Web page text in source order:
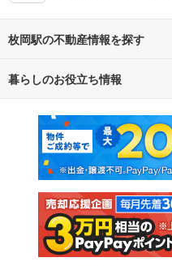
枚岡駅の不動産情報を探す
不動産・住宅
新築マンション
新築一戸建て
注文住宅
売却査定
暮らしのお役立ち情報
マンションカタログ